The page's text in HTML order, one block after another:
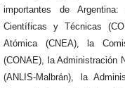
importantes de
Científicas y Técnicas
Atómica (CNEA), la
(CONAE), la Administración
(ANLIS-Malbrán), la